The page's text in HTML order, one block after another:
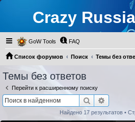
Crazy
GoW Tools FAQ
Список форумов Поиск Темы без
Темы без ответов
Перейти к расширенному поиску
Поиск
Найдено 17 результатов •